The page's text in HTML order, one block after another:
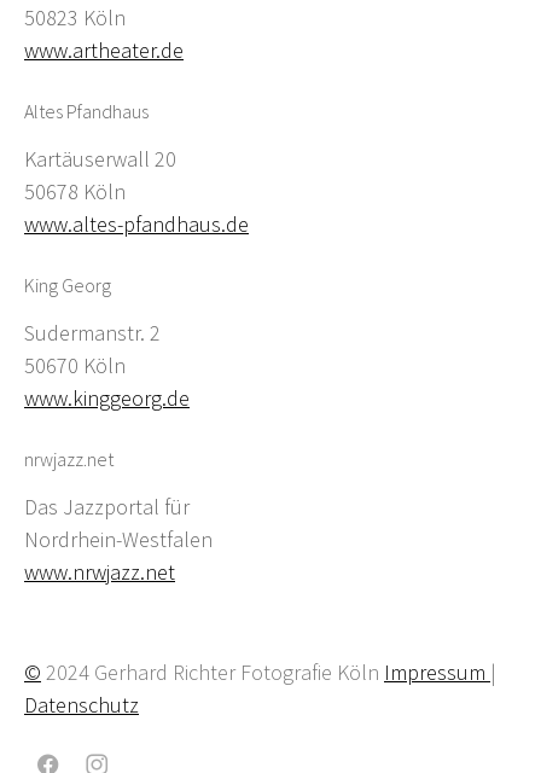
50823 Köln
www.artheater.de
Altes Pfandhaus
Kartäuserwall 20
50678 Köln
www.altes-pfandhaus.de
King Georg
Sudermanstr. 2
50670 Köln
www.kinggeorg.de
nrwjazz.net
Das Jazzportal für
Nordrhein-Westfalen
www.nrwjazz.net
© 2024 Gerhard Richter Fotografie Köln Impressum |
Datenschutz